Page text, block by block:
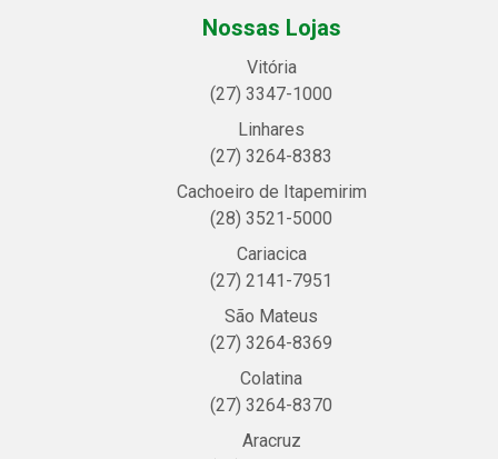
Nossas Lojas
Vitória
(27) 3347-1000
Linhares
(27) 3264-8383
Cachoeiro de Itapemirim
(28) 3521-5000
Cariacica
(27) 2141-7951
São Mateus
(27) 3264-8369
Colatina
(27) 3264-8370
Aracruz